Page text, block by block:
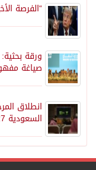
“الفرصة
ورقة
صياغة
انطلاق
السعودية 2027 في الخبر